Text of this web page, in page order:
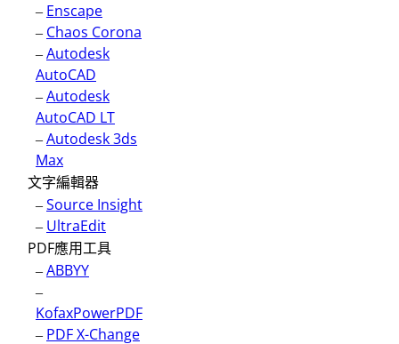
– Enscape
– Chaos Corona
–Autodesk
AutoCAD
–Autodesk
AutoCAD LT
–Autodesk 3ds
Max
文字編輯器
–Source Insight
– UltraEdit
PDF應用工具
–ABBYY
–
KofaxPowerPDF
– PDF X-Change